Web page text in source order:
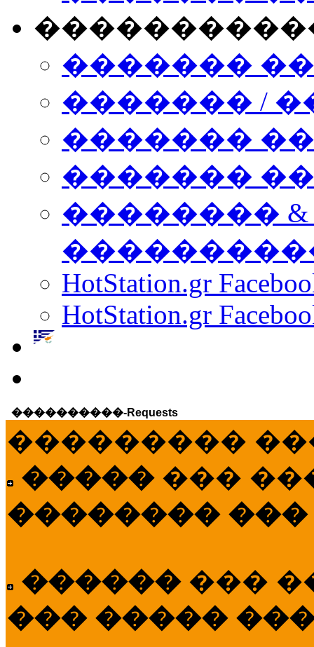
�������
������� /
�������
������� ���
��������
HotStation.gr
HotStation.gr
����������-Requests
���������
����� ���
��������
������ ���
��� �����